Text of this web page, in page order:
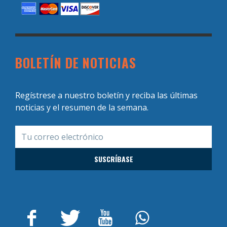
BOLETÍN DE NOTICIAS
Regístrese a nuestro boletín y reciba las últimas
noticias y el resumen de la semana.